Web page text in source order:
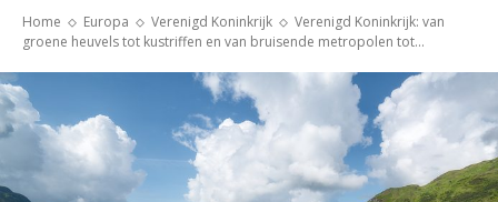
Home Europa Verenigd Koninkrijk
Verenigd Koninkrijk: van
groene heuvels tot kustriffen en van bruisende metropolen tot...